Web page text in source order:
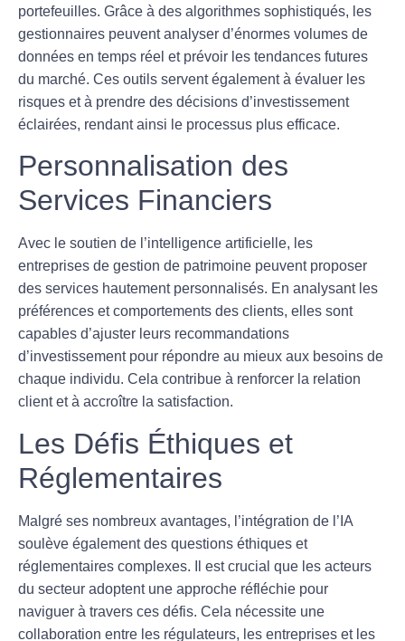
portefeuilles. Grâce à des algorithmes sophistiqués, les
gestionnaires peuvent analyser d’énormes volumes de
données en temps réel et prévoir les tendances futures
du marché. Ces outils servent également à évaluer les
risques et à prendre des décisions d’investissement
éclairées, rendant ainsi le processus plus efficace.
Personnalisation des
Services Financiers
Avec le soutien de l’intelligence artificielle, les
entreprises de gestion de patrimoine peuvent proposer
des services hautement personnalisés. En analysant les
préférences et comportements des clients, elles sont
capables d’ajuster leurs recommandations
d’investissement pour répondre au mieux aux besoins de
chaque individu. Cela contribue à renforcer la relation
clientet à accroître la satisfaction.
Les Défis Éthiques et
Réglementaires
Malgré ses nombreux avantages, l’intégration de l’IA
soulève également des questions éthiques et
réglementaires complexes. Il est crucial que les acteurs
du secteur adoptent une approche réfléchie pour
naviguer à travers ces défis. Cela nécessite une
collaboration entre les régulateurs, les entreprises et les